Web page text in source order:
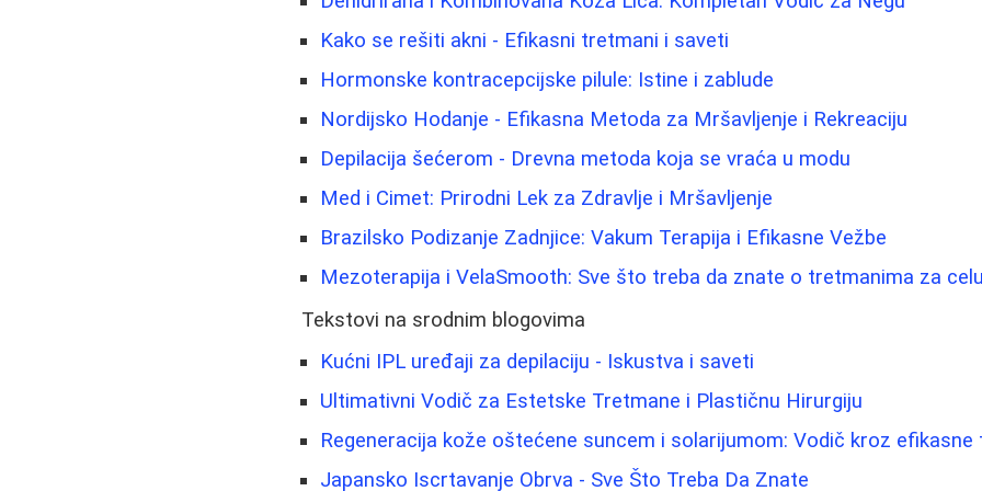
Kako se rešiti akni - Efikasni tretmani i saveti
Hormonske kontracepcijske pilule: Istine i zablude
Nordijsko Hodanje - Efikasna Metoda za Mršavljenje i Rekreaciju
Depilacija šećerom - Drevna metoda koja se vraća u modu
Med i Cimet: Prirodni Lek za Zdravlje i Mršavljenje
Brazilsko Podizanje Zadnjice: Vakum Terapija i Efikasne Vežbe
Mezoterapija i VelaSmooth: Sve što treba da znate o tretmanima za
Tekstovi na srodnim blogovima
Kućni IPL uređaji za depilaciju - Iskustva i saveti
Ultimativni Vodič za Estetske Tretmane i Plastičnu Hirurgiju
Regeneracija kože oštećene suncem i solarijumom: Vodič kroz
Japansko Iscrtavanje Obrva - Sve Što Treba Da Znate